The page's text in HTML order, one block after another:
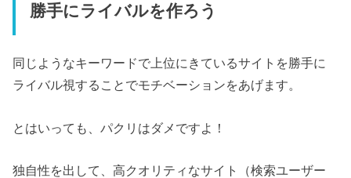
勝手にライバルを作ろう
同じようなキーワードで上位にきているサイトを勝手に
ライバル視することでモチベーションをあげます。
とはいっても、パクリはダメですよ！
独自性を出して、高クオリティなサイト（検索ユーザー